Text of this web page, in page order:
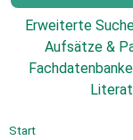
Erweiterte
Aufsätze &
Start